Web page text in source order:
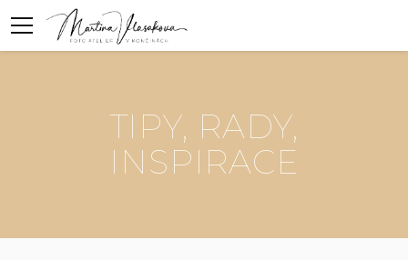
TIPY, RADY,
INSPIRACE